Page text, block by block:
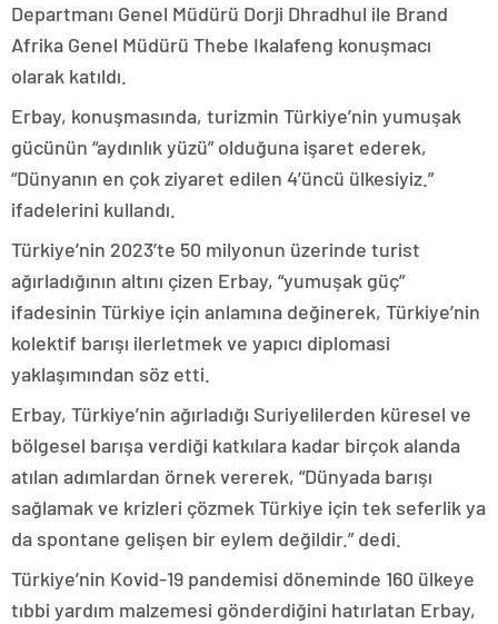
Departmanı Genel Müdürü Dorji Dhradhul ile Brand
Afrika Genel Müdürü Thebe Ikalafeng konuşmacı
olarak katıldı.
Erbay, konuşmasında, turizmin Türkiye’nin yumuşak
gücünün “aydınlık yüzü” olduğuna işaret ederek,
“Dünyanın en çok ziyaret edilen 4’üncü ülkesiyiz.”
ifadelerini kullandı.
Türkiye’nin 2023’te 50 milyonun üzerinde turist
ağırladığının altını çizen Erbay, “yumuşak güç”
ifadesinin Türkiye için anlamına değinerek, Türkiye’nin
kolektif barışı ilerletmek ve yapıcı diplomasi
yaklaşımından söz etti.
Erbay, Türkiye’nin ağırladığı Suriyelilerden küresel ve
bölgesel barışa verdiği katkılara kadar birçok alanda
atılan adımlardan örnek vererek, “Dünyada barışı
sağlamak ve krizleri çözmek Türkiye için tek seferlik ya
da spontane gelişen bir eylem değildir.” dedi.
Türkiye’nin Kovid-19 pandemisi döneminde 160 ülkeye
tıbbi yardım malzemesi gönderdiğini hatırlatan Erbay,